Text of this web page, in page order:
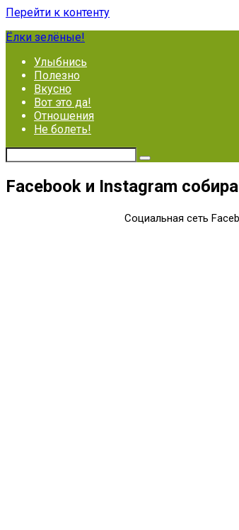
Перейти к контенту
Ёлки зелёные!
Улыбнись
Полезно
Вкусно
Вот это да!
Отношения
Не болеть!
Facebook и Instagram
Социальная сеть